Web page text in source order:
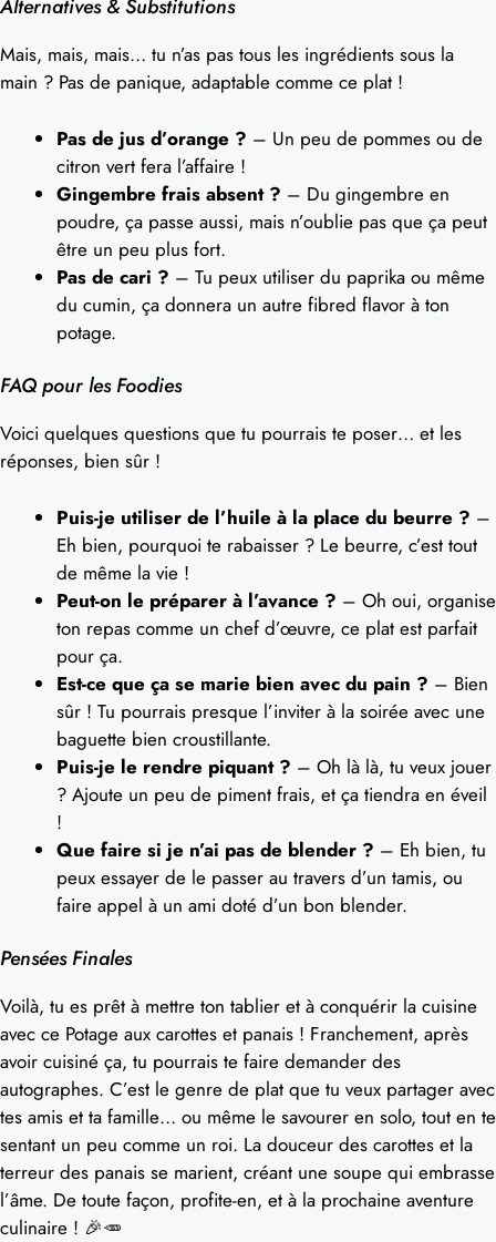
Alternatives & Substitutions
Mais, mais, mais… tu n’as pas tous les ingrédients sous la
main ? Pas de panique, adaptable comme ce plat !
Pas de jus d’orange ? – Un peu de pommes ou de
citron vert fera l’affaire !
Gingembre frais absent ? – Du gingembre en
poudre, ça passe aussi, mais n’oublie pas que ça peut
être un peu plus fort.
Pas de cari ? – Tu peux utiliser du paprika ou même
du cumin, ça donnera un autre fibred flavor à ton
potage.
FAQ pour les Foodies
Voici quelques questions que tu pourrais te poser… et les
réponses, bien sûr !
Puis-je utiliser de l’huile à la place du beurre ? –
Eh bien, pourquoi te rabaisser ? Le beurre, c’est tout
de même la vie !
Peut-on le préparer à l’avance ? – Oh oui, organise
ton repas comme un chef d’œuvre, ce plat est parfait
pour ça.
Est-ce que ça se marie bien avec du pain ? – Bien
sûr ! Tu pourrais presque l’inviter à la soirée avec une
baguette bien croustillante.
Puis-je le rendre piquant ? – Oh là là, tu veux jouer
? Ajoute un peu de piment frais, et ça tiendra en éveil
!
Que faire si je n’ai pas de blender ? – Eh bien, tu
peux essayer de le passer au travers d’un tamis, ou
faire appel à un ami doté d’un bon blender.
Pensées Finales
Voilà, tu es prêt à mettre ton tablier et à conquérir la cuisine
avec ce Potage aux carottes et panais ! Franchement, après
avoir cuisiné ça, tu pourrais te faire demander des
autographes. C’est le genre de plat que tu veux partager avec
tes amis et ta famille… ou même le savourer en solo, tout en te
sentant un peu comme un roi. La douceur des carottes et la
terreur des panais se marient, créant une soupe qui embrasse
l’âme. De toute façon, profite-en, et à la prochaine aventure
culinaire ! 🎉🥕